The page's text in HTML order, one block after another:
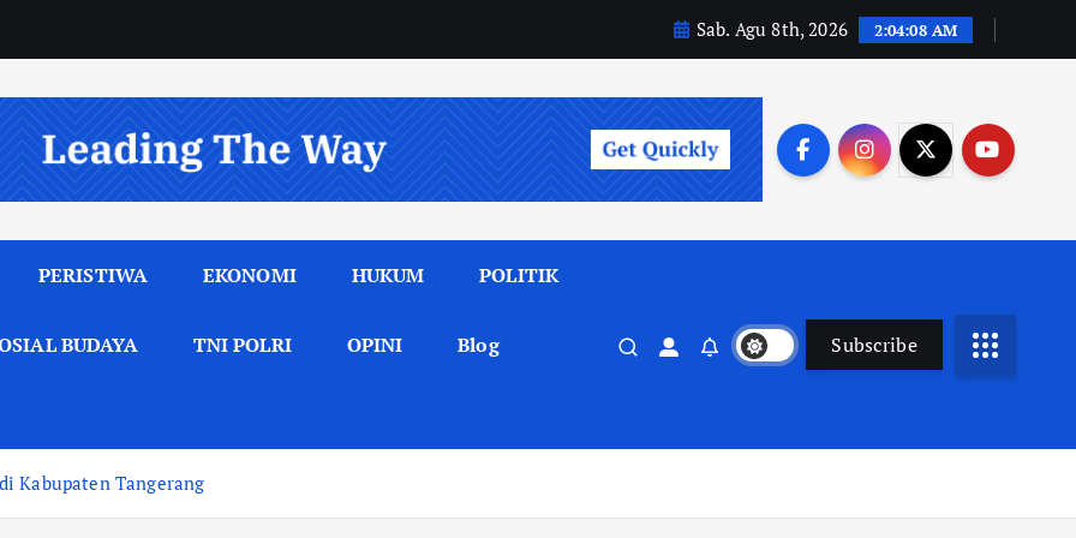
Sab. Agu 8th, 2026 2:04:09 AM
PERISTIWA EKONOMI HUKUM POLITIK
BUDAYA TNI POLRI OPINI Blog Subscribe
Kabupaten Tangerang